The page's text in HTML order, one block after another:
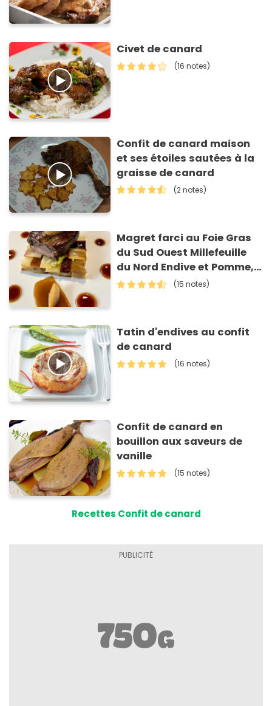
Civet de canard
(16 notes)
Confit de canard maison
et ses étoiles sautées à la
graisse de canard
(2 notes)
Magret farci au Foie Gras
du Sud Ouest Millefeuille
du Nord Endive et Pomme,
Caramel à la Bière
(15 notes)
Tatin d'endives au confit
de canard
(16 notes)
Confit de canard en
bouillon aux saveurs de
vanille
(15 notes)
Recettes Confit de canard